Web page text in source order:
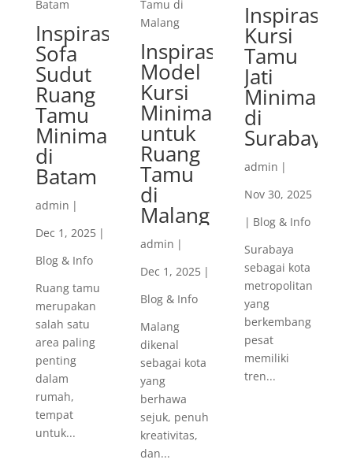
Inspirasi
Sofa
Sudut
Ruang
Tamu
Minimalis
di
Batam
admin |
Dec 1, 2025 |
Blog & Info
Ruang tamu
merupakan
salah satu
area paling
penting
dalam
rumah,
tempat
untuk...
Inspirasi
Model
Kursi
Minimalis
untuk
Ruang
Tamu
di
Malang
admin |
Dec 1, 2025 |
Blog & Info
Malang
dikenal
sebagai kota
yang
berhawa
sejuk, penuh
kreativitas,
dan...
Inspirasi
Kursi
Tamu
Jati
Minimalis
di
Surabaya
admin |
Nov 30, 2025
| Blog & Info
Surabaya
sebagai kota
metropolitan
yang
berkembang
pesat
memiliki
tren...